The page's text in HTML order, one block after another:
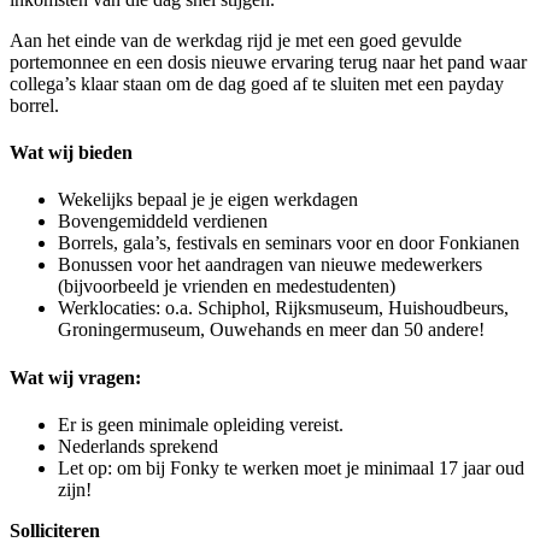
Aan het einde van de werkdag rijd je met een goed gevulde
portemonnee en een dosis nieuwe ervaring terug naar het pand waar
collega’s klaar staan om de dag goed af te sluiten met een payday
borrel.
Wat wij bieden
Wekelijks bepaal je je eigen werkdagen
Bovengemiddeld verdienen
Borrels, gala’s, festivals en seminars voor en door Fonkianen
Bonussen voor het aandragen van nieuwe medewerkers
(bijvoorbeeld je vrienden en medestudenten)
Werklocaties: o.a. Schiphol, Rijksmuseum, Huishoudbeurs,
Groningermuseum, Ouwehands en meer dan 50 andere!
Wat wij vragen:
Er is geen minimale opleiding vereist.
Nederlands sprekend
Let op: om bij Fonky te werken moet je minimaal 17 jaar oud
zijn!
Solliciteren